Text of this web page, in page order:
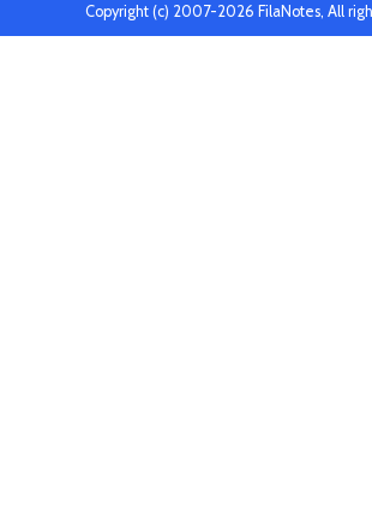
Copyright (c) 2007-2026 FilaNotes, All